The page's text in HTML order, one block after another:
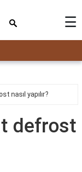
☰
nasıl yapılır?
defrost